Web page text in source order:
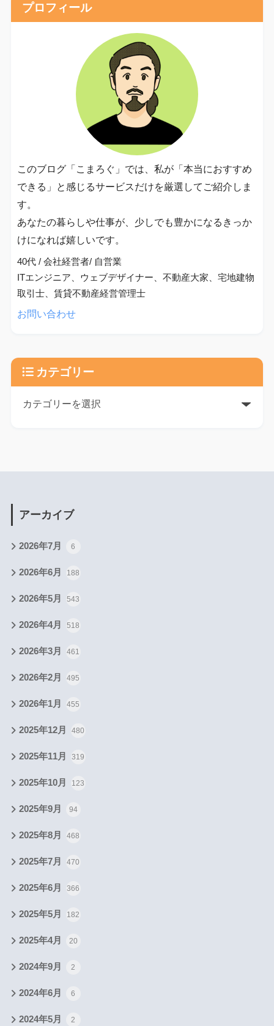
プロフィール
このブログ「こまろぐ」では、私が「本当におすすめ
できる」と感じるサービスだけを厳選してご紹介しま
す。
あなたの暮らしや仕事が、少しでも豊かになるきっか
けになれば嬉しいです。
40代 / 会社経営者/ 自営業
ITエンジニア、ウェブデザイナー、不動産大家、宅地建物
取引士、賃貸不動産経営管理士
お問い合わせ
カテゴリー
アーカイブ
2026年7月 6
2026年6月 188
2026年5月 543
2026年4月 518
2026年3月 461
2026年2月 495
2026年1月 455
2025年12月 480
2025年11月 319
2025年10月 123
2025年9月 94
2025年8月 468
2025年7月 470
2025年6月 366
2025年5月 182
2025年4月 20
2024年9月 2
2024年6月 6
2024年5月 2